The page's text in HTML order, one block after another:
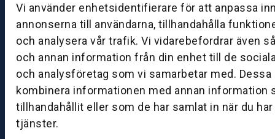
Vi använder enhetsidentifierare för att anpassa
annonserna till användarna, tillhandahålla
och analysera vår trafik. Vi vidarebefordrar även
och annan information från din enhet till de
och analysföretag som vi samarbetar med. Dessa
kombinera informationen med annan information
tillhandahållit eller som de har samlat in när du
tjänster.
B
S
k
ö
v
d